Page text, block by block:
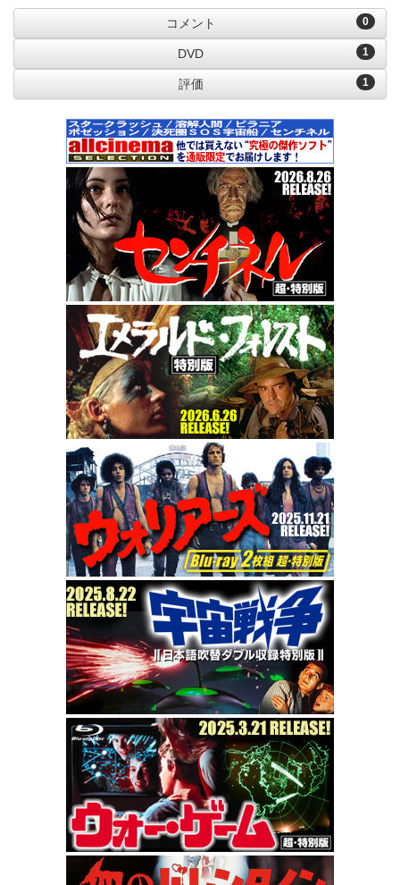
0
コメント
1
DVD
1
評価